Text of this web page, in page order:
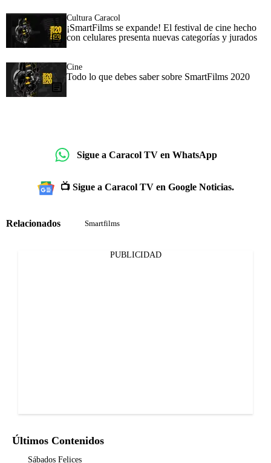
Cultura Caracol
¡SmartFilms se expande! El festival de cine hecho
con celulares presenta nuevas categorías y jurados
Cine
Todo lo que debes saber sobre SmartFilms 2020
Sigue a Caracol TV en WhatsApp
📺 Sigue a Caracol TV en Google Noticias.
Relacionados Smartfilms
PUBLICIDAD
Últimos Contenidos
Sábados Felices